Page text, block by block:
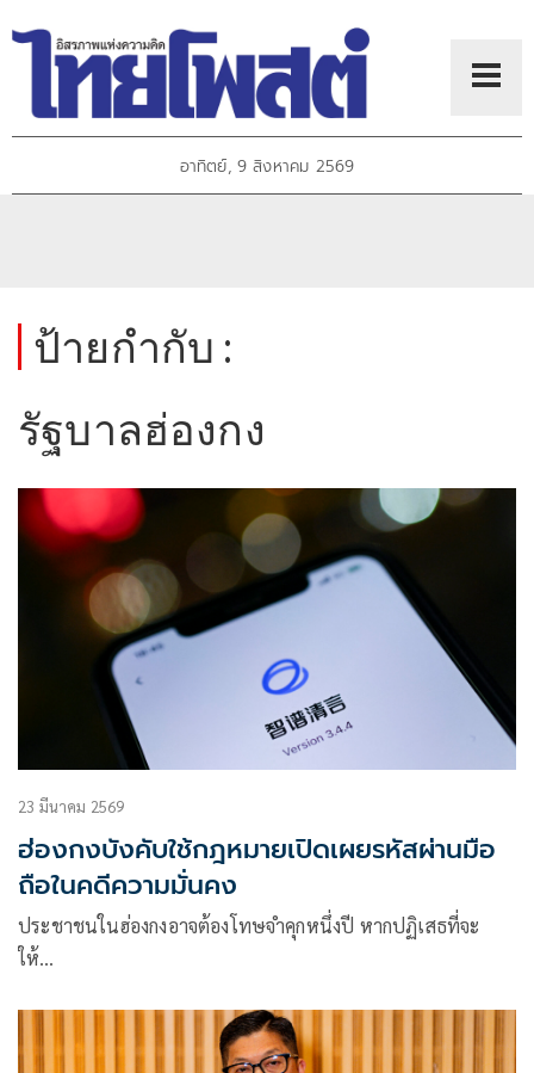
อาทิตย์, 9 สิงหาคม 2569
ป้ายกำกับ :
รัฐบาลฮ่องกง
23 มีนาคม 2569
ฮ่องกงบังคับใช้กฎหมายเปิดเผยรหัสผ่านมือ
ถือในคดีความมั่นคง
ประชาชนในฮ่องกงอาจต้องโทษจำคุกหนึ่งปี หากปฏิเสธที่จะ
ให้…